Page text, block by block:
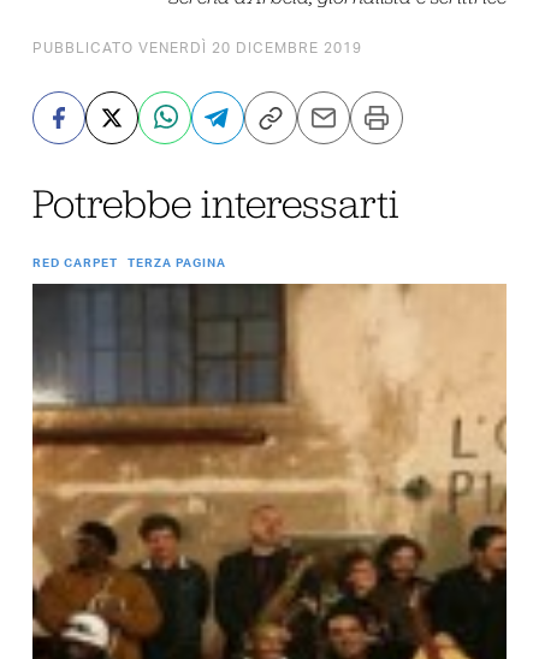
PUBBLICATO VENERDÌ 20 DICEMBRE 2019
Potrebbe interessarti
RED CARPET TERZA PAGINA